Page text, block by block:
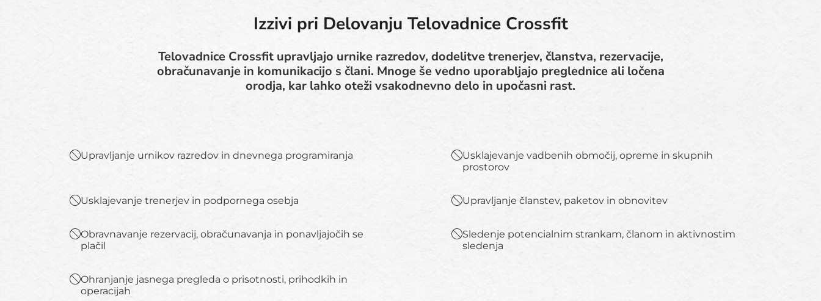
Izzivi pri Delovanju Telovadnice Crossfit
Telovadnice Crossfit upravljajo urnike razredov, dodelitve trenerjev, članstva, rezervacije,
obračunavanje in komunikacijo s člani. Mnoge še vedno uporabljajo preglednice ali ločena
orodja, kar lahko oteži vsakodnevno delo in upočasni rast.
Upravljanje urnikov razredov in dnevnega programiranja
Usklajevanje vadbenih območij, opreme in skupnih
prostorov
Usklajevanje trenerjev in podpornega osebja Upravljanje članstev, paketov in obnovitev
Obravnavanje rezervacij, obračunavanja in ponavljajočih se
plačil
Sledenje potencialnim strankam, članom in aktivnostim
sledenja
Ohranjanje jasnega pregleda o prisotnosti, prihodkih in
operacijah